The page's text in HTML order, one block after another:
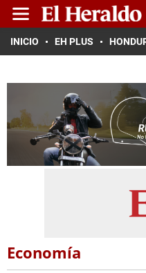
INICIO EH PLUS
Economía